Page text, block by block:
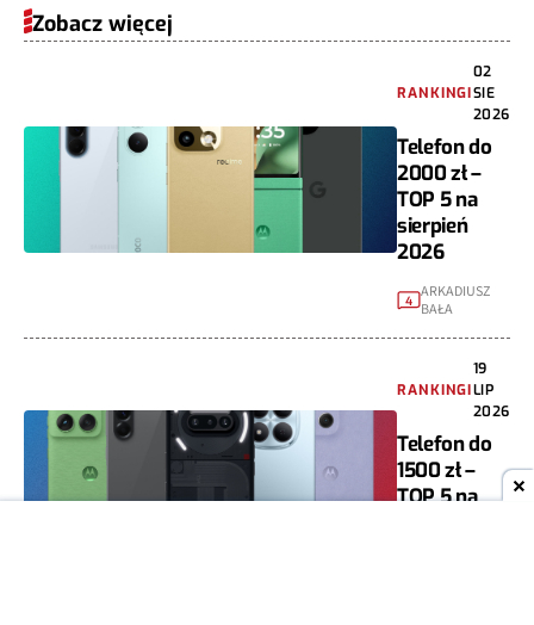
Zobacz więcej
RANKINGI
02
SIE
2026
Telefon do
2000 zł –
TOP 5 na
sierpień
2026
4 ARKADIUSZ
BAŁA
RANKINGI
19
LIP
2026
Telefon do
1500 zł –
TOP 5 na